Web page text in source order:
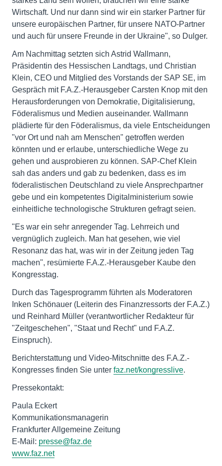
Wirtschaft. Und nur dann sind wir ein starker Partner für
unsere europäischen Partner, für unsere NATO-Partner
und auch für unsere Freunde in der Ukraine", so Dulger.
Am Nachmittag setzten sich Astrid Wallmann,
Präsidentin des Hessischen Landtags, und Christian
Klein, CEO und Mitglied des Vorstands der SAP SE, im
Gespräch mit F.A.Z.-Herausgeber Carsten Knop mit den
Herausforderungen von Demokratie, Digitalisierung,
Föderalismus und Medien auseinander. Wallmann
plädierte für den Föderalismus, da viele Entscheidungen
"vor Ort und nah am Menschen" getroffen werden
könnten und er erlaube, unterschiedliche Wege zu
gehen und ausprobieren zu können. SAP-Chef Klein
sah das anders und gab zu bedenken, dass es im
föderalistischen Deutschland zu viele Ansprechpartner
gebe und ein kompetentes Digitalministerium sowie
einheitliche technologische Strukturen gefragt seien.
"Es war ein sehr anregender Tag. Lehrreich und
vergnüglich zugleich. Man hat gesehen, wie viel
Resonanz das hat, was wir in der Zeitung jeden Tag
machen", resümierte F.A.Z.-Herausgeber Kaube den
Kongresstag.
Durch das Tagesprogramm führten als Moderatoren
Inken Schönauer (Leiterin des Finanzressorts der F.A.Z.)
und Reinhard Müller (verantwortlicher Redakteur für
"Zeitgeschehen", "Staat und Recht" und F.A.Z.
Einspruch).
Berichterstattung und Video-Mitschnitte des F.A.Z.-
Kongresses finden Sie unter faz.net/kongresslive.
Pressekontakt:
Paula Eckert
Kommunikationsmanagerin
Frankfurter Allgemeine Zeitung
E-Mail: presse@faz.de
www.faz.net